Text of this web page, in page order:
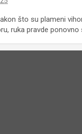
što su plameni
ruka pravde ponovno